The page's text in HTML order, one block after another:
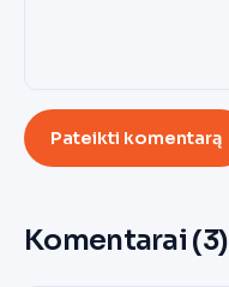
Pateikti komentarą
Komentarai (3)